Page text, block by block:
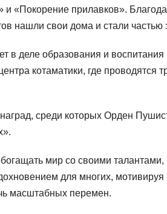
«Покорение прилавков».
нашли свои дома и стали
в деле образования и
котаматики, где проводятся
среди которых Орден
мир со своими
для многих,
масштабных перемен.